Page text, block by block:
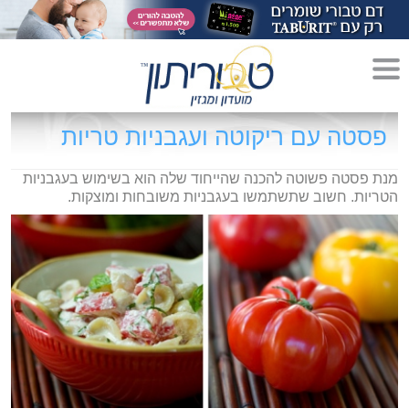
מדריך לגידול הורים»
הריון»
לידה»
מתכונים לקטנטנים»
סגנון חיים»
פסטה עם ריקוטה ועגבניות טריות
מנת פסטה פשוטה להכנה שהייחוד שלה הוא בשימוש בעגבניות
הטריות. חשוב שתשתמשו בעגבניות משובחות ומוצקות.